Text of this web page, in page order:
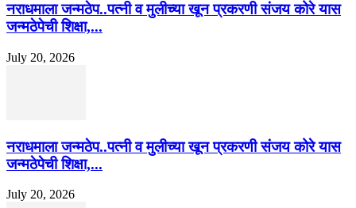
नराधमाला जन्मठेप..पत्नी व मुलीच्या खून प्रकरणी संजय कोरे यास
जन्मठेपेची शिक्षा,...
July 20, 2026
नराधमाला जन्मठेप..पत्नी व मुलीच्या खून प्रकरणी संजय कोरे यास
जन्मठेपेची शिक्षा,...
July 20, 2026